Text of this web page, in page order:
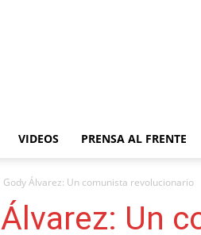
VIDEOS PRENSA AL FRENTE
Gody Álvarez: Un comunista revolucionario
Un